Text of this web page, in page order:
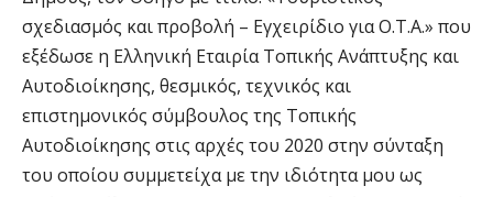
σχεδιασμός και προβολή – Εγχειρίδιο για Ο.Τ.Α.» που
εξέδωσε η Ελληνική Εταιρία Τοπικής Ανάπτυξης και
Αυτοδιοίκησης, θεσμικός, τεχνικός και
επιστημονικός σύμβουλος της Τοπικής
Αυτοδιοίκησης στις αρχές του 2020 στην σύνταξη
του οποίου συμμετείχα με την ιδιότητα μου ως